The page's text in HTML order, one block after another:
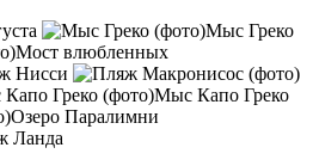
Мыс Греко
Мост влюбленных
Нисси
Мыс Капо Греко
Озеро Паралимни
Ланда